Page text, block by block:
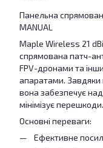
Панельна
MANUAL
Maple Wireless 21
спрямована патч-
FPV-дронами та
апаратами. Завдяки
вона забезпечує
мінімізує перешкоди.
Основні переваги:
Ефективне